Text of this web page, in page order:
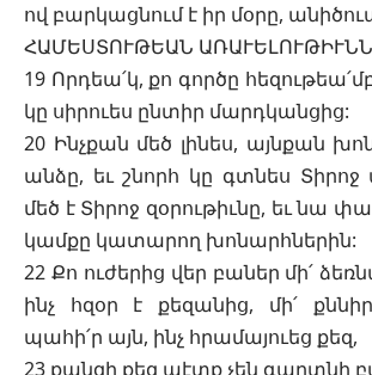
ով բարկացնում է իր մօրը,
ՀԱՄԵՍՏՈՒԹԵԱՆ
19 Որդեա՛կ, քո գործը
կը սիրուես ընտիր մարդկանցից:
20 Ինչքան մեծ լինես, այնքան
անձը, եւ շնորհ կը գտնես Տիրոջ
մեծ է Տիրոջ զօրութիւնը, եւ նա
կամքը կատարող խոնարհներին:
22 Քո ուժերից վեր բաներ մի՛
ինչ հզօր է քեզանից, մի՛
պահի՛ր այն, ինչ հրամայուեց քեզ,
23 քանզի քեզ պէտք չեն գաղտնի